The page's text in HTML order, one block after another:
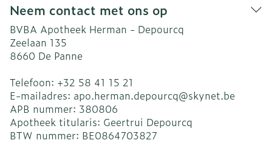
Neem contact met ons op
BVBA Apotheek Herman - Depourcq
Zeelaan 135
8660 De Panne
Telefoon: +32 58 41 15 21
E-mailadres: apo.herman.depourcq@skynet.be
APB nummer: 380806
Apotheek titularis: Geertrui Depourcq
BTW nummer: BE0864703827